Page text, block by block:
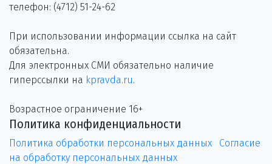
телефон: (4712) 51-24-62
При использовании информации ссылка на сайт
обязательна.
Для электронных СМИ обязательно наличие
гиперссылки на kpravda.ru.
Возрастное ограничение 16+
Политика конфиденциальности
Политика обработки персональных данных
Согласие
на обработку персональных данных